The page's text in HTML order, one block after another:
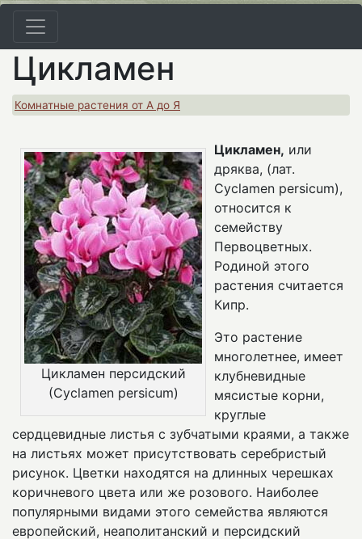
Цикламен
Комнатные растения от А до Я
Цикламен персидский
(Сyclamen persicum)
Цикламен, или
дряква, (лат.
Cyclamen persicum),
относится к
семейству
Первоцветных.
Родиной этого
растения считается
Кипр.
Это растение
многолетнее, имеет
клубневидные
мясистые корни,
круглые
сердцевидные листья с зубчатыми краями, а также
на листьях может присутствовать серебристый
рисунок. Цветки находятся на длинных черешках
коричневого цвета или же розового. Наиболее
популярными видами этого семейства являются
европейский, неаполитанский и персидский